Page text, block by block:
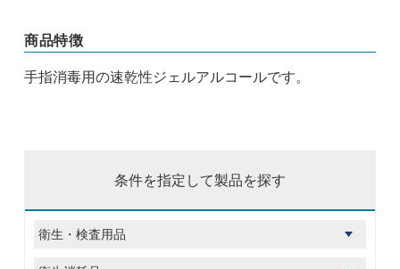
商品特徴
手指消毒用の速乾性ジェルアルコールです。
条件を指定して製品を探す